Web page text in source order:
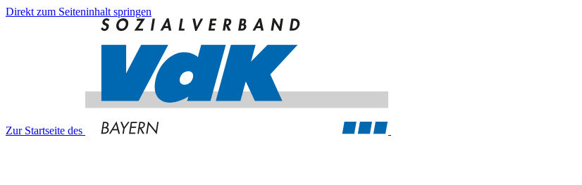
Direkt zum Seiteninhalt springen
Zur Startseite des